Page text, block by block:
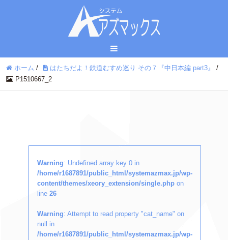
ホーム / はたちだよ！鉄道むすめ巡り その７『中日本編 part3』
/
P1510667_2
Warning: Undefined array key 0 in
/home/r1687891/public_html/systemazmax.jp/wp-
content/themes/xeory_extension/single.php on
line 26
Warning: Attempt to read property "cat_name" on
null in
/home/r1687891/public_html/systemazmax.jp/wp-